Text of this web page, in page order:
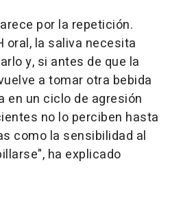
por la repetición.
oral, la saliva necesita
y, si antes de que la
a tomar otra bebida
en un ciclo de agresión
no lo perciben hasta
como la sensibilidad al
ha explicado